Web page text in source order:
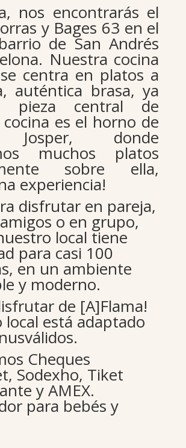
nos encontrarás el
y Bages 63 en el
de San Andrés
Nuestra cocina
centra en platos a
auténtica brasa, ya
pieza central de
es el horno de
Josper, donde
muchos platos
sobre ella,
experiencia!
disfrutar en pareja,
o en grupo,
local tiene
para casi 100
en un ambiente
y moderno.
de [A]Flama!
local está adaptado
Cheques
Sodexho, Tiket
y AMEX.
para bebés y